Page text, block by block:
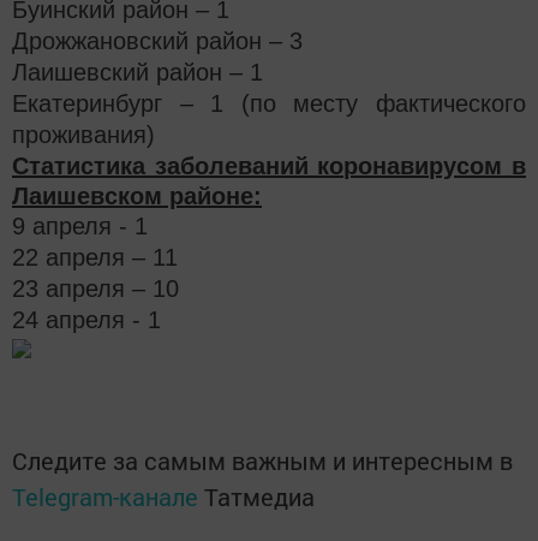
Буинский район – 1⠀
Дрожжановский район – 3⠀
Лаишевский район – 1⠀
Екатеринбург – 1 (по месту фактического
проживания)
Статистика заболеваний коронавирусом в
Лаишевском районе:
9 апреля - 1
22 апреля – 11
23 апреля – 10
24 апреля - 1
Следите за самым важным и интересным в
Telegram-канале Татмедиа